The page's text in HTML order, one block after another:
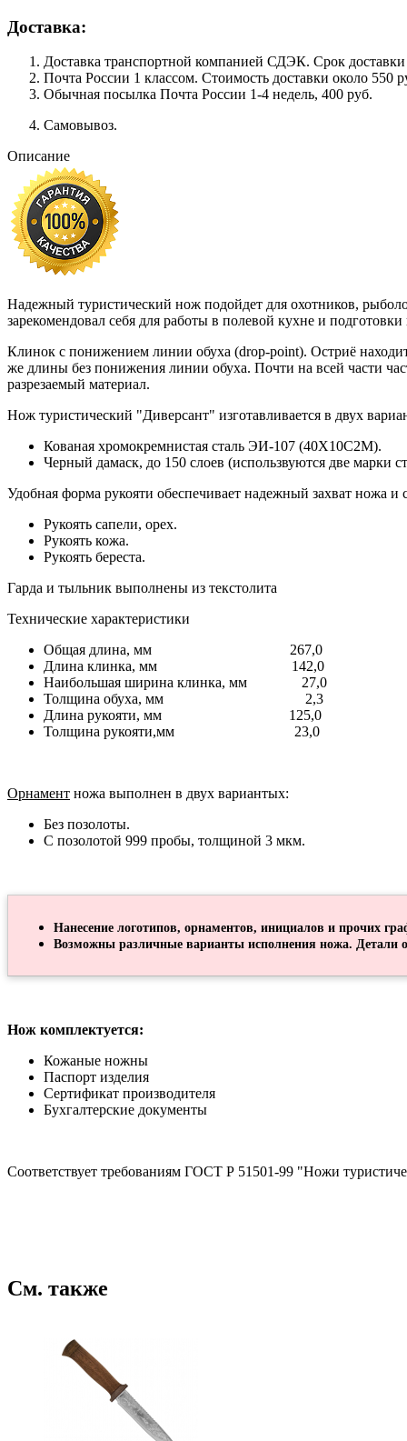
Доставка:
Доставка транспортной компанией СДЭК. Срок
Почта России 1 классом. Cтоимость доставки около 550
Обычная посылка Почта России 1-4 недель, 400 руб.
Самовывоз.
Описание
Надежный туристический нож подойдет для охотников,
зарекомендовал себя для работы в полевой кухне и
Клинок с понижением линии обуха (drop-point). Остриё
же длины без понижения линии обуха. Почти на всей части
разрезаемый материал.
Нож туристический "Диверсант" изготавливается в двух
Кованая хромокремнистая сталь ЭИ-107 (40Х10С2М).
Черный дамаск, до 150 слоев (использвуются две
Удобная форма рукояти обеспечивает надежный захват ножа
Рукоять сапели, орех.
Рукоять кожа.
Рукоять береста.
Гарда и тыльник выполнены из текстолита
Технические характеристики
Общая длина, мм 267,0
Длина клинка, мм 142,0
Наибольшая ширина клинка, мм 27,0
Толщина обуха, мм 2,3
Длина рукояти, мм 125,0
Толщина рукояти,мм 23,0
Орнамент ножа выполнен в двух вариантых:
Без позолоты.
С позолотой 999 пробы, толщиной 3 мкм.
Нанесение логотипов, орнаментов, инициалов и прочих
Возможны различные варианты исполнения ножа. Детали
Нож комплектуется:
Кожаные ножны
Паспорт изделия
Сертификат производителя
Бухгалтерские документы
Соответствует требованиям ГОСТ Р 51501-99 "Ножи
См. также